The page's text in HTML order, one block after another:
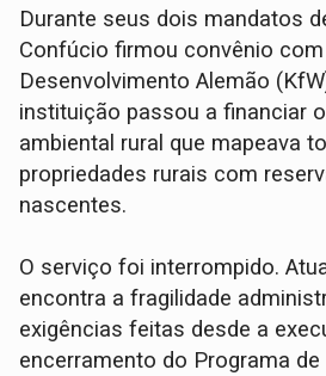
Durante seus dois mandatos
Confúcio firmou convênio
Desenvolvimento Alemão
instituição passou a financiar
ambiental rural que mapeava
propriedades rurais com
nascentes.
O serviço foi interrompido.
encontra a fragilidade
exigências feitas desde a
encerramento do Programa